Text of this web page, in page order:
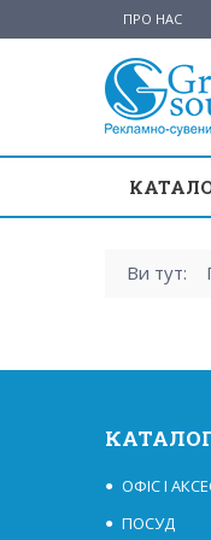
ПРО НАС
Ви тут:
ОФІС І
ПОСУД